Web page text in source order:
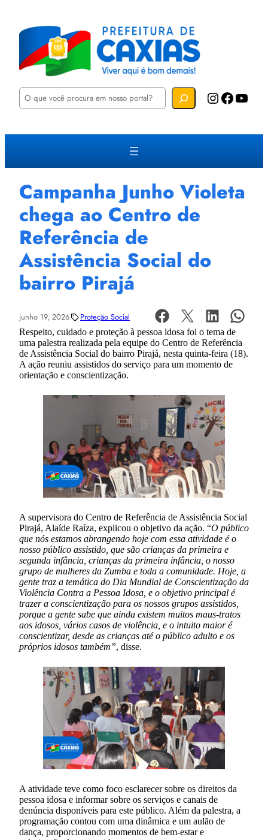
P
u
a
Instagram Facebook YouTube
Campanha Junho Violeta
chega ao Centro de
Referência de
Assistência Social do
bairro Pirajá
junho 19, 2026 Proteção Social
Respeito, cuidado e proteção à pessoa idosa foi o tema de
uma palestra realizada pela equipe do Centro de Referência
de Assistência Social do bairro Pirajá, nesta quinta-feira (18).
A ação reuniu assistidos do serviço para um momento de
orientação e conscientização.
A supervisora do Centro de Referência de Assistência Social
Pirajá, Alaíde Raíza, explicou o objetivo da ação. “O público
que nós estamos abrangendo hoje com essa atividade é o
nosso público assistido, que são crianças da primeira e
segunda infância, crianças da primeira infância, o nosso
grupo de mulheres da Zumba e toda a comunidade. Hoje, a
gente traz a temática do Dia Mundial de Conscientização da
Violência Contra a Pessoa Idosa, e o objetivo principal é
trazer a conscientização para os nossos grupos assistidos,
porque a gente sabe que ainda existem muitos maus-tratos
aos idosos, vários casos de violência, e o intuito maior é
conscientizar, desde as crianças até o público adulto e os
próprios idosos também”, disse.
A atividade teve como foco esclarecer sobre os direitos da
pessoa idosa e informar sobre os serviços e canais de
denúncia disponíveis para este público. Além da palestra, a
programação contou com uma dinâmica e um aulão de
dança, proporcionando momentos de bem-estar e